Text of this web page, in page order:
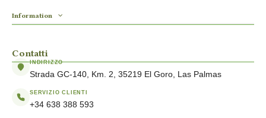
Information
Contatti
INDIRIZZO
Strada GC-140, Km. 2, 35219 El Goro, Las Palmas
SERVIZIO CLIENTI
+34 638 388 593